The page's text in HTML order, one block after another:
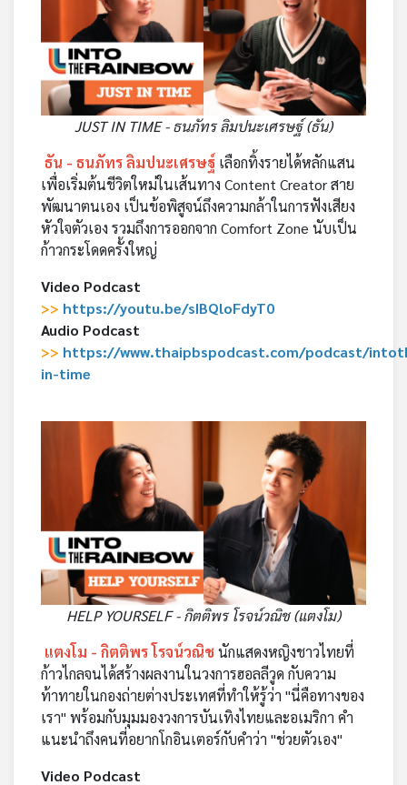
JUST IN TIME - ธนภัทร ลิมปนะเศรษฐ์ (ธัน)
ธัน - ธนภัทร ลิมปนะเศรษฐ์ เลือกทิ้งรายได้หลักแสน
เพื่อเริ่มต้นชีวิตใหม่ในเส้นทาง Content Creator สาย
พัฒนาตนเอง เป็นข้อพิสูจน์ถึงความกล้าในการฟังเสียง
หัวใจตัวเอง รวมถึงการออกจาก Comfort Zone นับเป็น
ก้าวกระโดดครั้งใหญ่
Video Podcast
>> https://youtu.be/sIBQloFdyT0
Audio Podcast
>> https://www.thaipbspodcast.com/podcast/
in-time
HELP YOURSELF - กิตติพร โรจน์วณิช (แตงโม)
แตงโม - กิตติพร โรจน์วณิชนักแสดงหญิงชาวไทยที่
ก้าวไกลจนได้สร้างผลงานในวงการฮอลลีวูด กับความ
ท้าทายในกองถ่ายต่างประเทศที่ทำให้รู้ว่า "นี่คือทางของ
เรา" พร้อมกับมุมมองวงการบันเทิงไทยและอเมริกา คำ
แนะนำถึงคนที่อยากโกอินเตอร์กับคำว่า "ช่วยตัวเอง"
Video Podcast